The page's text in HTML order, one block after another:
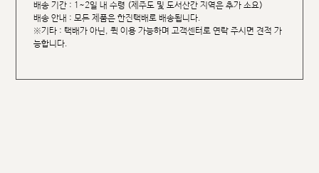
배송 기간 : 1~2일 내 수령 (제주도 및 도서산간 지역은 추가 소요)
배송 안내 : 모든 제품은 한진택배로 배송됩니다.
※기타 : 택배가 아닌, 퀵 이용 가능하며 고객센터로 연락 주시면 견적 가
능합니다.